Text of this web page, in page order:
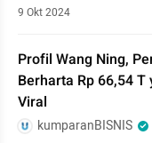
9 Okt 2024
Profil Wang Ning,
Berharta Rp 66,54
Viral
kumparanBISNIS